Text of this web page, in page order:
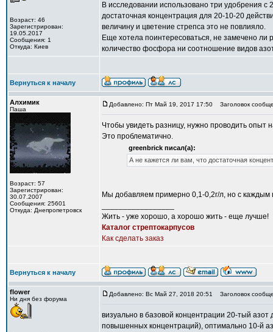
Возраст: 46
Зарегистрирован:
19.05.2017
Сообщения: 1
Откуда: Киев
В исследовании использовано три удобрения с
достаточная концентрация для 20-10-20
величину и цветение стрепса это не повлияло.
Еще хотела поинтересоваться, не замечено ли
количество фосфора ни соотношение видов
Вернуться к началу
Алхимик
Паша
Возраст: 57
Зарегистрирован:
30.07.2007
Сообщения: 25601
Откуда: Днепропетровск
Добавлено: Пт Май 19, 2017 17:50 Заголовок
Чтобы увидеть разницу, нужно проводить опыт
Это проблематично.
greenbrick писал(а):
А не кажется ли вам, что достаточная
Мы добавляем примерно 0,1-0,2г/л, но с каждым
Жить - уже хорошо, а хорошо жить - еще лучше!
Каталог стрептокарпусов
Как сделать заказ
Вернуться к началу
flower
Ни дня без форума
Добавлено: Вс Май 27, 2018 20:51 Заголовок
визуально в базовой концентрации 20-тый
повышенных концентраций), оптимально 10-й